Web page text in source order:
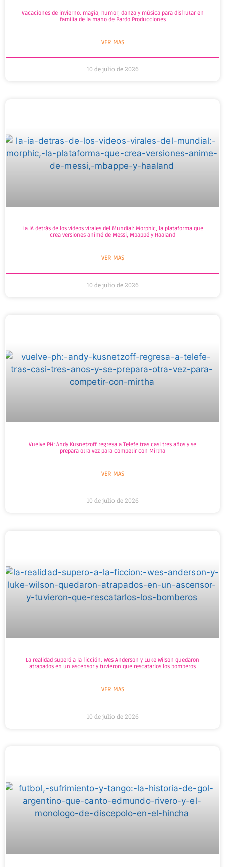
Vacaciones de invierno: magia, humor, danza y música para disfrutar en
familia de la mano de Pardo Producciones
VER MAS
10 de julio de 2026
La IA detrás de los videos virales del Mundial: Morphic, la plataforma que
crea versiones animé de Messi, Mbappé y Haaland
VER MAS
10 de julio de 2026
Vuelve PH: Andy Kusnetzoff regresa a Telefe tras casi tres años y se
prepara otra vez para competir con Mirtha
VER MAS
10 de julio de 2026
La realidad superó a la ficción: Wes Anderson y Luke Wilson quedaron
atrapados en un ascensor y tuvieron que rescatarlos los bomberos
VER MAS
10 de julio de 2026